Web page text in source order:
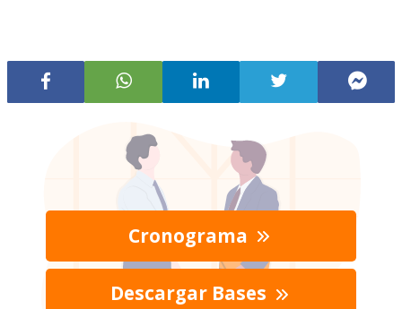
Cronograma
Descargar Bases